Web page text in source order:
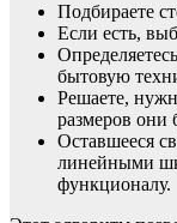
Подбираете
Если есть,
бытовую
Решаете,
размеров они
Оставшееся
линейными
функционалу.